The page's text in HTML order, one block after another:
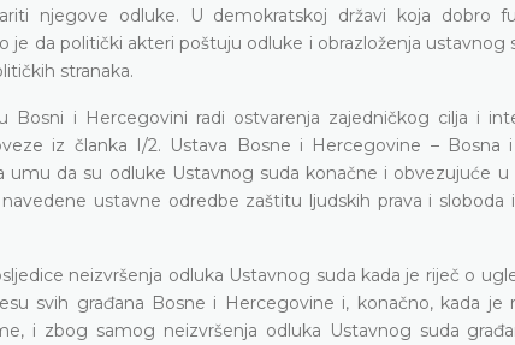
njegove odluke. U demokratskoj državi koja dobro
je da politički akteri poštuju odluke i obrazloženja ustavnog
stranaka.
i Hercegovini radi ostvarenja zajedničkog cilja i
iz članka I/2. Ustava Bosne i Hercegovine – Bosna
da su odluke Ustavnog suda konačne i obvezujuće u
ustavne odredbe zaštitu ljudskih prava i sloboda
neizvršenja odluka Ustavnog suda kada je riječ o
svih građana Bosne i Hercegovine i, konačno, kada je
i zbog samog neizvršenja odluka Ustavnog suda